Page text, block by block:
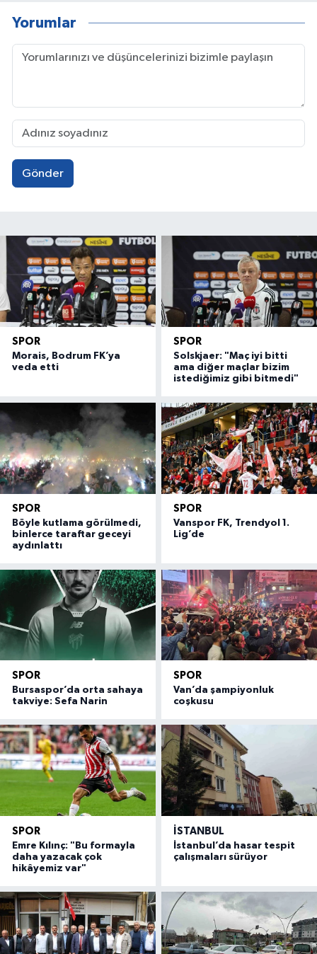
Yorumlar
Gönder
SPOR
Morais, Bodrum FK’ya
veda etti
SPOR
Solskjaer: "Maç iyi bitti
ama diğer maçlar bizim
istediğimiz gibi bitmedi"
SPOR
Böyle kutlama görülmedi,
binlerce taraftar geceyi
aydınlattı
SPOR
Vanspor FK, Trendyol 1.
Lig’de
SPOR
Bursaspor’da orta sahaya
takviye: Sefa Narin
SPOR
Van’da şampiyonluk
coşkusu
SPOR
Emre Kılınç: "Bu formayla
daha yazacak çok
hikâyemiz var"
İSTANBUL
İstanbul’da hasar tespit
çalışmaları sürüyor